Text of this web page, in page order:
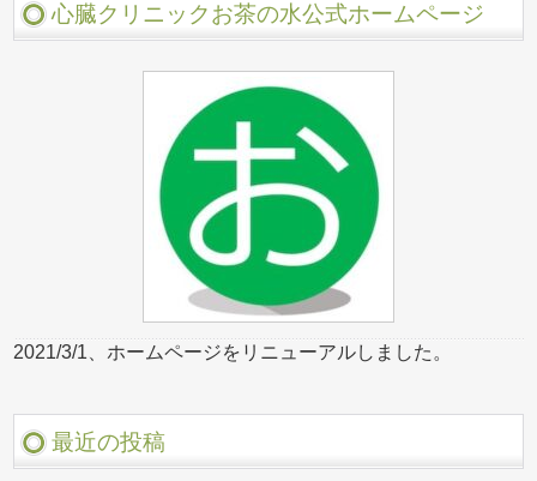
心臓クリニックお茶の水公式ホームページ
2021/3/1、ホームページをリニューアルしました。
最近の投稿